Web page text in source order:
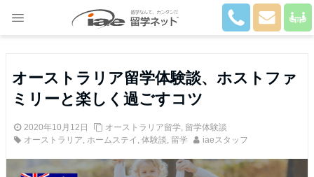
オーストラリア留学体験談、ホストファ
ミリーと楽しく過ごすコツ
2020年10月12日 オーストラリア留学, 留学体験談
オーストラリア, ホームステイ , 体験談, 留学 iaeスタッフ